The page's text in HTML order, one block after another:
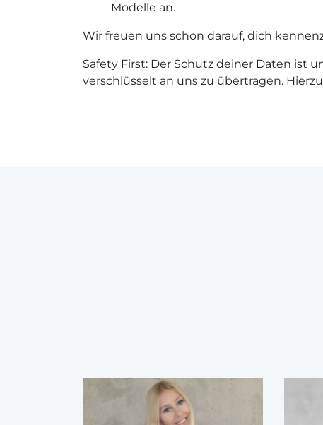
Modelle an.
Wir freuen uns schon darauf, dich
Safety First: Der Schutz deiner Daten ist
verschlüsselt an uns zu übertragen.